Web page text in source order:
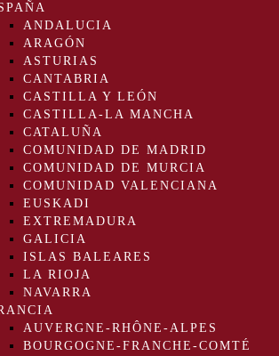
ANDALUCIA
ARAGÓN
ASTURIAS
CANTABRIA
CASTILLA Y LEÓN
CASTILLA-LA MANCHA
CATALUÑA
COMUNIDAD DE MADRID
COMUNIDAD DE MURCIA
COMUNIDAD VALENCIANA
EUSKADI
EXTREMADURA
GALICIA
ISLAS BALEARES
LA RIOJA
NAVARRA
AUVERGNE-RHÔNE-ALPES
BOURGOGNE-FRANCHE-COMTÉ